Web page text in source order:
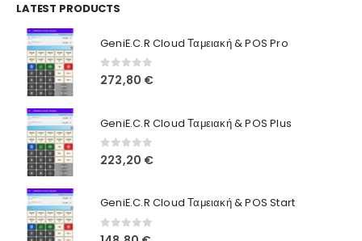
LATEST PRODUCTS
GeniE.C.R Cloud Ταμειακή & POS Pro
0out of 5
272,80 €
GeniE.C.R Cloud Ταμειακή & POS Plus
0out of 5
223,20 €
GeniE.C.R Cloud Ταμειακή & POS Start
0out of 5
Όροι Χρήσης
Τρόποι Αγοράς
Τρόποι Πληρωμής
Τρόποι Αποστολής
Ασφάλεια Πληρωμών